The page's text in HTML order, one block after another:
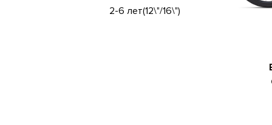
2-6 лет(12\"/16\")